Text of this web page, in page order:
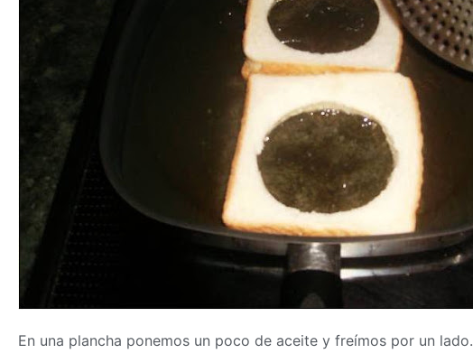
En una plancha ponemos un poco de aceite y freímos por un lado.